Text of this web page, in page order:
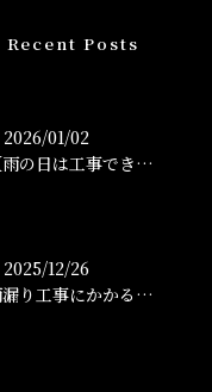
Recent Posts
2026/01/02
【雨の日は工事できる？】雨樋工事のタイミングと注意点を解説！
2025/12/26
雨漏り工事にかかる時間は？修理の流れと工期の目安を解説